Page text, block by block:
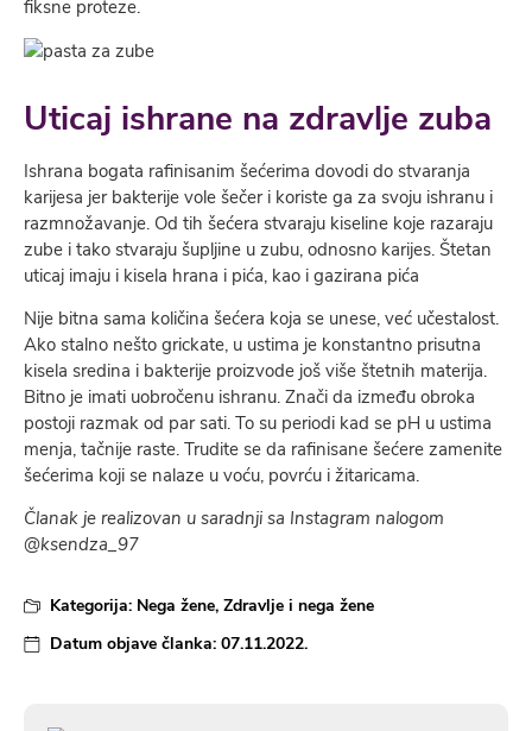
fiksne proteze.
Uticaj ishrane na zdravlje zuba
Ishrana bogata rafinisanim šećerima dovodi do stvaranja
karijesa jer bakterije vole šečer i koriste ga za svoju ishranu i
razmnožavanje. Od tih šećera stvaraju kiseline koje razaraju
zube i tako stvaraju šupljine u zubu, odnosno karijes. Štetan
uticaj imaju i kisela hrana i pića, kao i gazirana pića
Nije bitna sama količina šećera koja se unese, već učestalost.
Ako stalno nešto grickate, u ustima je konstantno prisutna
kisela sredina i bakterije proizvode još više štetnih materija.
Bitno je imati uobročenu ishranu. Znači da između obroka
postoji razmak od par sati. To su periodi kad se pH u ustima
menja, tačnije raste. Trudite se da rafinisane šećere zamenite
šećerima koji se nalaze u voću, povrću i žitaricama.
Članak je realizovan u saradnji sa Instagram nalogom
@ksendza_97
Kategorija: Nega žene, Zdravlje i nega žene
Datum objave članka: 07.11.2022.